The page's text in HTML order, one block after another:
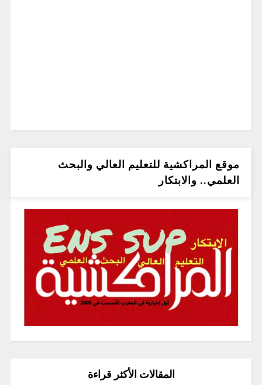
موقع المراكشية للتعليم العالي والبحث
العلمي.. والابتكار
المقالات الأكثر قراءة